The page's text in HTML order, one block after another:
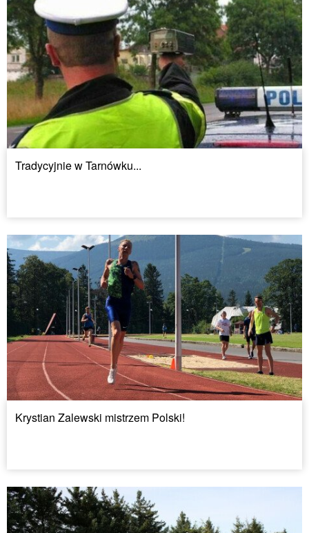
Tradycyjnie w Tarnówku...
Krystian Zalewski mistrzem Polski!